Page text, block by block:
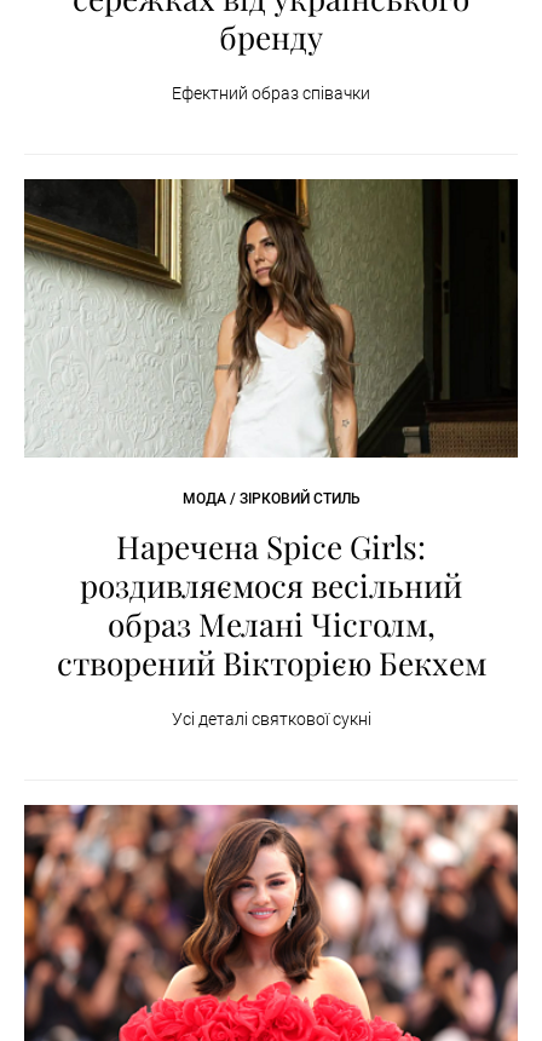
бренду
Ефектний образ співачки
МОДА / ЗІРКОВИЙ СТИЛЬ
Наречена Spice Girls:
роздивляємося весільний
образ Мелані Чісголм,
створений Вікторією Бекхем
Усі деталі святкової сукні